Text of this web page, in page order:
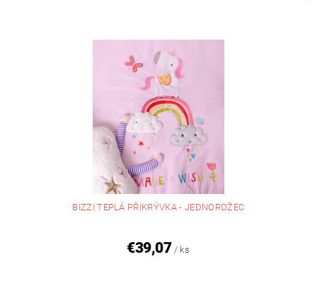
BIZZI TEPLÁ PŘIKRÝVKA - JEDNOROŽEC
€39,07 / ks